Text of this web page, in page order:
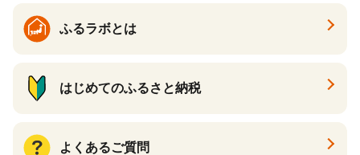
ふるラボとは
はじめてのふるさと納税
よくあるご質問